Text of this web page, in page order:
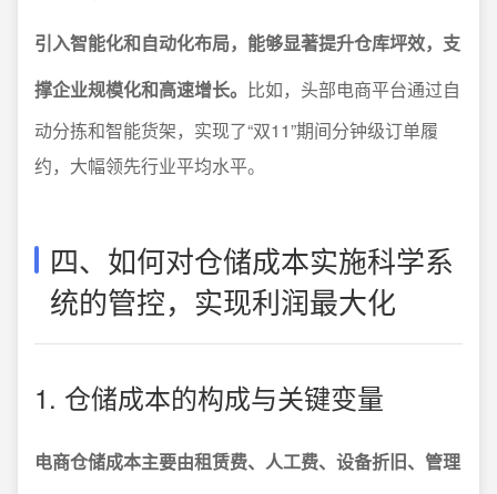
引入智能化和自动化布局，能够显著提升仓库坪效，支
撑企业规模化和高速增长。 比如，头部电商平台通过自
动分拣和智能货架，实现了“双11”期间分钟级订单履
约，大幅领先行业平均水平。
四、如何对仓储成本实施科学系
统的管控，实现利润最大化
1. 仓储成本的构成与关键变量
电商仓储成本主要由租赁费、人工费、设备折旧、管理